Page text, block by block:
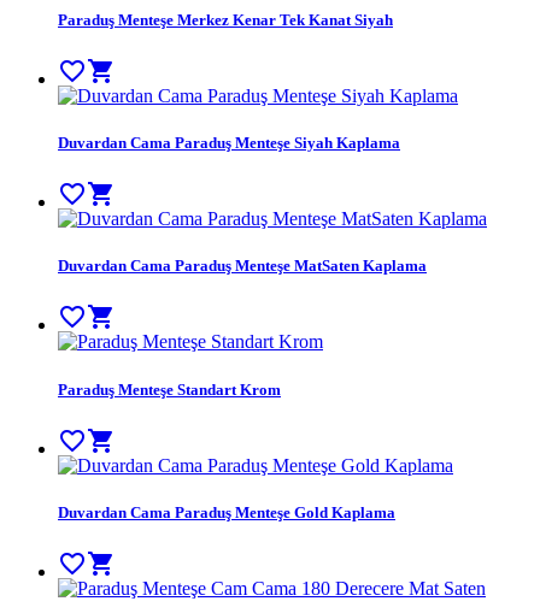
Paraduş Menteşe Merkez Kenar Tek Kanat Siyah
favorite_bordershopping_cart
Duvardan Cama Paraduş Menteşe Siyah Kaplama
favorite_bordershopping_cart
Duvardan Cama Paraduş Menteşe MatSaten Kaplama
favorite_border shopping_cart
Paraduş Menteşe Standart Krom
favorite_bordershopping_cart
Duvardan Cama Paraduş Menteşe Gold Kaplama
favorite_bordershopping_cart